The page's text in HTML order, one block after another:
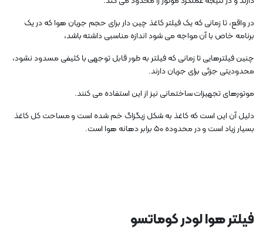
در واقع، تا زمانی که یک فیلتر کاغذ چین دار برای حجم جریان هوا که در یک
برنامه خاص با آن مواجه می شود اندازه مناسبی داشته باشد،
چنین فیلترهایی تا زمانی که فیلتر به طور قابل توجهی با کثیفی مسدود نشود،
محدودیتی جزئی برای جریان دارند.
موتورهای تجهیزات ساختمانی نیز از این استفاده می کنند.
دلیل آن این است که کاغذ به شکل زیگزاگ خم شده است و مساحت کل کاغذ
بسیار زیاد است و در محدوده 50 برابر دهانه هوا است.
فیلتر هوا لودر کوماتسو